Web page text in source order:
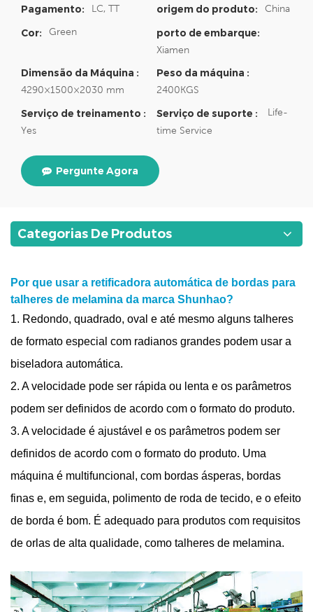
Pagamento: LC, TT origem do produto: China
Cor: Green porto de embarque:
Xiamen
Dimensão da Máquina :
4290×1500×2030 mm
Peso da máquina :
2400KGS
Serviço de treinamento :
Yes
Serviço de suporte :
Life-
time Service
Pergunte Agora
Categorias De Produtos
Por que usar a retificadora automática de bordas para
talheres de melamina da marca Shunhao?
1. Redondo, quadrado, oval e até mesmo alguns talheres
de formato especial com radianos grandes podem usar a
biseladora automática.
2. A velocidade pode ser rápida ou lenta e os parâmetros
podem ser definidos de acordo com o formato do produto.
3. A velocidade é ajustável e os parâmetros podem ser
definidos de acordo com o formato do produto. Uma
máquina é multifuncional, com bordas ásperas, bordas
finas e, em seguida, polimento de roda de tecido, e o efeito
de borda é bom. É adequado para produtos com requisitos
de orlas de alta qualidade, como talheres de melamina.